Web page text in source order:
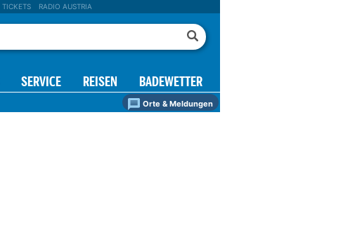
TICKETS RADIO AUSTRIA
SERVICE REISEN BADEWETTER
Orte & Meldungen